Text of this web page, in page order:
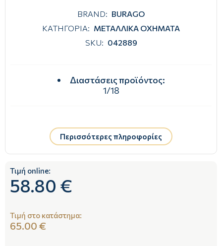
BRAND: BURAGO
ΚΑΤΗΓΟΡΙΑ: ΜΕΤΑΛΛΙΚΑ ΟΧΗΜΑΤΑ
SKU: 042889
Διαστάσεις προϊόντος:
1/18
Περισσότερες πληροφορίες
Τιμή online:
58.80 €
Τιμή στο κατάστημα:
65.00 €